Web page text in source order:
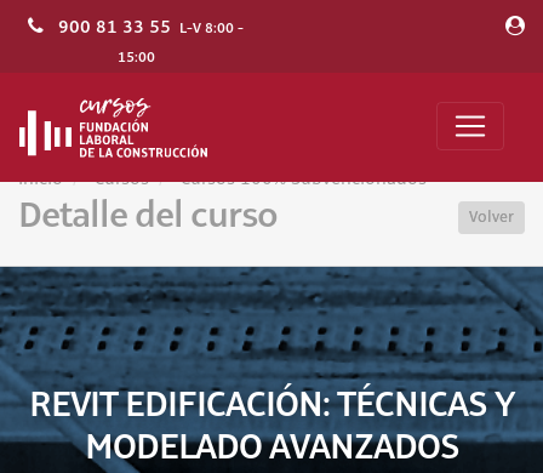
900 81 33 55 L-V 8:00 -
15:00
Inicio Cursos Cursos 100% Subvencionados
Detalle del curso Volver
REVIT EDIFICACIÓN: TÉCNICAS Y
MODELADO AVANZADOS